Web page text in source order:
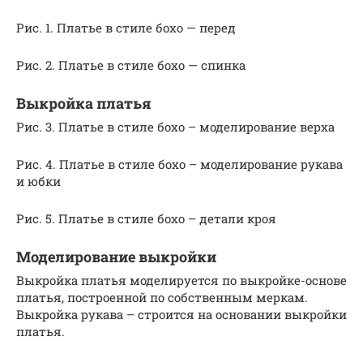
Рис. 1. Платье в стиле бохо — перед
Рис. 2. Платье в стиле бохо — спинка
Выкройка платья
Рис. 3. Платье в стиле бохо – моделирование верха
Рис. 4. Платье в стиле бохо – моделирование рукава
и юбки
Рис. 5. Платье в стиле бохо – детали кроя
Моделирование выкройки
Выкройка платья моделируется по выкройке-основе
платья, построенной по собственным меркам.
Выкройка рукава – строится на основании выкройки
платья.